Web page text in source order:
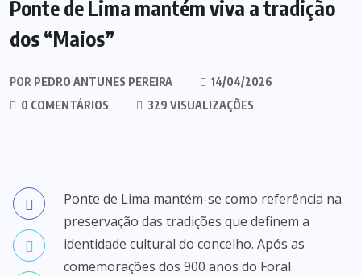
Ponte de Lima mantém viva a tradição
dos “Maios”
POR PEDRO ANTUNES PEREIRA
14/04/2026
0 COMENTÁRIOS
329 VISUALIZAÇÕES
Ponte de Lima mantém-se como referência na
preservação das tradições que definem a
identidade cultural do concelho. Após as
comemorações dos 900 anos do Foral